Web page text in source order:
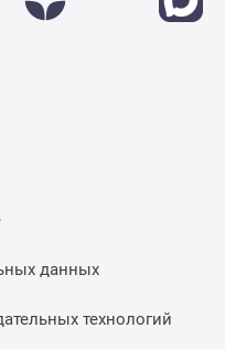
данных
технологий